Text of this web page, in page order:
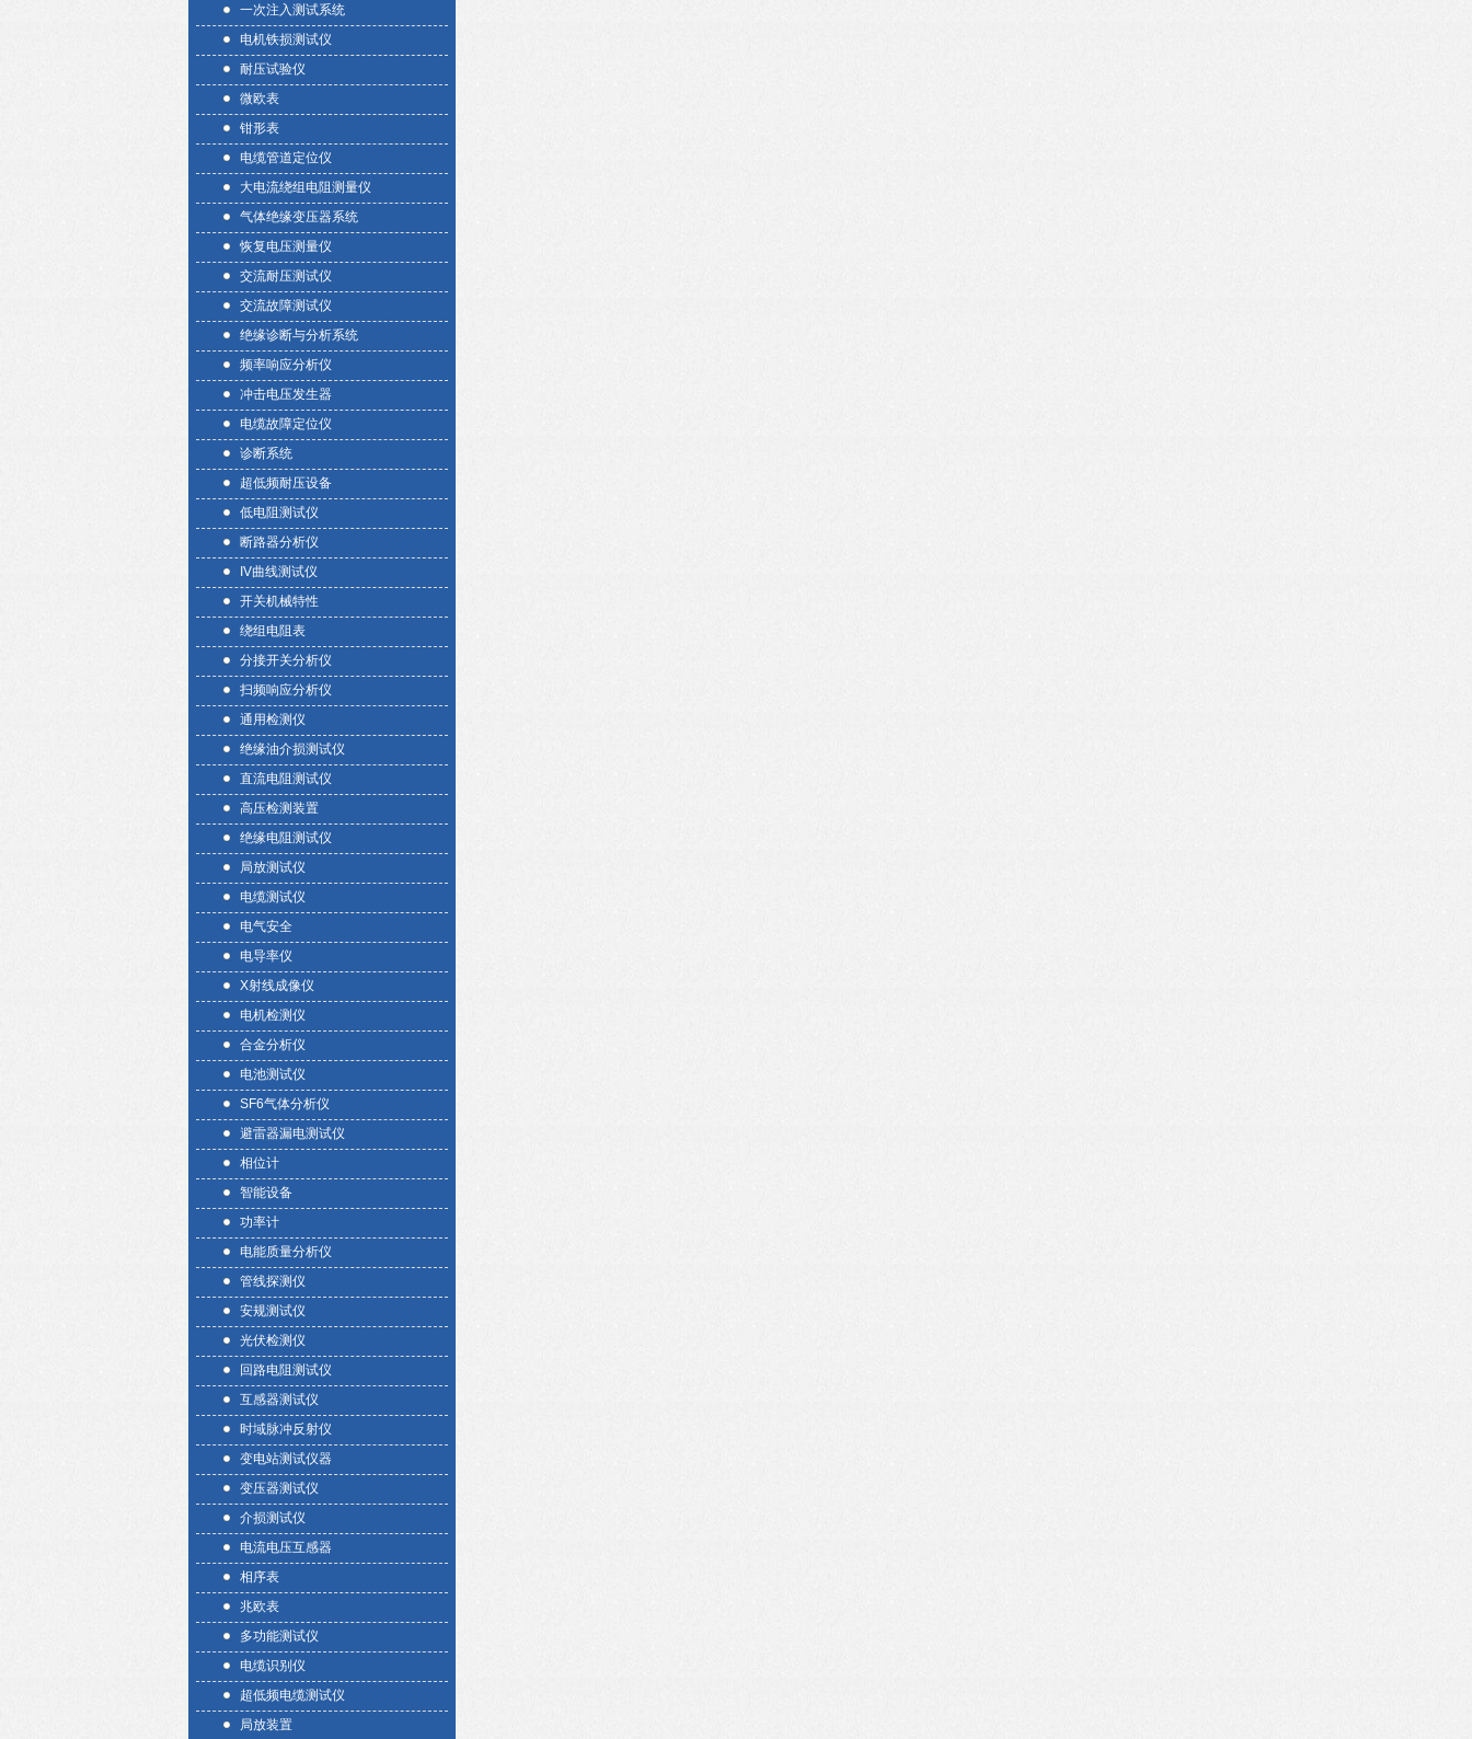
一次注入测试系统
电机铁损测试仪
耐压试验仪
微欧表
钳形表
电缆管道定位仪
大电流绕组电阻测量仪
气体绝缘变压器系统
恢复电压测量仪
交流耐压测试仪
交流故障测试仪
绝缘诊断与分析系统
频率响应分析仪
冲击电压发生器
电缆故障定位仪
诊断系统
超低频耐压设备
低电阻测试仪
断路器分析仪
IV曲线测试仪
开关机械特性
绕组电阻表
分接开关分析仪
扫频响应分析仪
通用检测仪
绝缘油介损测试仪
直流电阻测试仪
高压检测装置
绝缘电阻测试仪
局放测试仪
电缆测试仪
电气安全
电导率仪
X射线成像仪
电机检测仪
合金分析仪
电池测试仪
SF6气体分析仪
避雷器漏电测试仪
相位计
智能设备
功率计
电能质量分析仪
管线探测仪
安规测试仪
光伏检测仪
回路电阻测试仪
互感器测试仪
时域脉冲反射仪
变电站测试仪器
变压器测试仪
介损测试仪
电流电压互感器
相序表
兆欧表
多功能测试仪
电缆识别仪
超低频电缆测试仪
局放装置